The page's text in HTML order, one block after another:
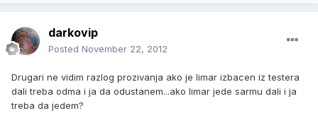
darkovip
Posted November 22, 2012
Drugari ne vidim razlog prozivanja ako je limar izbacen iz testera
dali treba odma i ja da odustanem...ako limar jede sarmu dali i ja
treba da jedem?